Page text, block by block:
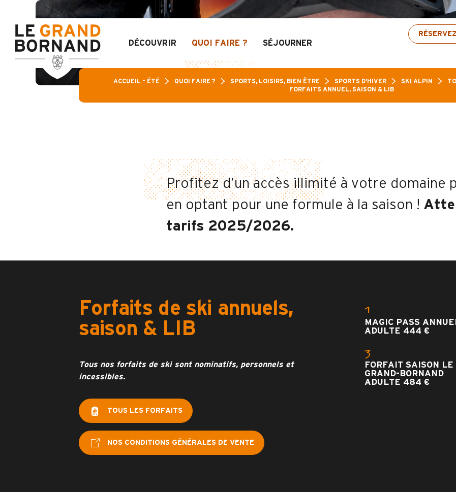
contenu
principal
Pass Loisirs Aravis : Jusqu’à 30% de réduction sur une
DÉCOUVRIR QUOI FAIRE ? SÉJOURNER
FORFAITS
ACCUEIL – ÉTÉ QUOI FAIRE ? SPORTS, LOISIRS, BIEN ÊTRE SPORTS D’HIVER SKI ALPIN
FORFAITS ANNUEL, SAISON & LIB
Profitez d’un accès illimité à votre domaine
en optant pour une formule à la saison !
tarifs 2025/2026.
Forfaits de ski annuels,
saison & LIB
Tous nos forfaits de ski sont nominatifs, personnels et
incessibles.
TOUS LES FORFAITS
NOS CONDITIONS GÉNÉRALES DE VENTE
1
MAGIC PASS
ADULTE 444 €
3
FORFAIT SAISON LE
GRAND-BORNAND
ADULTE 484 €